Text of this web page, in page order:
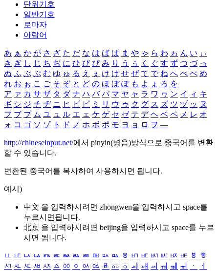
단위기호
일반기호
로마자
아랍어
あ ぁ か が さ ざ た だ な は ば ぱ ま や ゃ ら わ ゎ ん い ぃ
き ぎ し じ ち ぢ に ひ び ぴ み り う ぅ く ぐ す ず つ づ っ
ぬ ふ ぶ ぷ む ゆ ゅ る え ぇ け げ せ ぜ て で ね へ べ ぺ め
れ お ぉ こ ご そ ぞ と ど の ほ ぼ ぽ も よ ょ ろ を
ア ァ カ サ ザ タ ダ ナ ハ バ パ マ ヤ ャ ラ ワ ヮ ン イ ィ キ
ギ シ ジ チ ヂ ニ ヒ ビ ピ ミ リ ウ ゥ ク グ ス ズ ツ ヅ ッ ヌ
フ ブ プ ム ユ ュ ル エ ェ ケ ゲ セ ゼ テ デ ヘ ベ ペ メ レ オ
ォ コ ゴ ソ ゾ ト ド ノ ホ ボ ポ モ ヨ ョ ロ ヲ ―
http://chineseinput.net/에서 pinyin(병음)방식으로 중국어를 변환
할 수 있습니다.
변환된 중국어를 복사하여 사용하시면 됩니다.
예시)
中文 을 입력하시려면 zhongwen을 입력하시고 space를
누르시면됩니다.
北京 을 입력하시려면 beijing을 입력하시고 space를 누르
시면 됩니다.
ㅥ ㅦ ㅧ ㅨ ㅩ ㅪ ㅫ ㅬ ㅭ ㅮ ㅯ ㅰ ㅱ ㅲ ㅳ ㅴ ㅵ ㅶ ㅷ ㅸ
ㅹ
ㅺ ㅻ ㅼ ㅽ ㅾ ㅿ ㆀ ㆁ ㆂ ㆃ ㆄ ㆅ ㆆ ㆇ ㆈ ㆉ ㆊ ㆋ ㆌ ㆍ
ㆎ